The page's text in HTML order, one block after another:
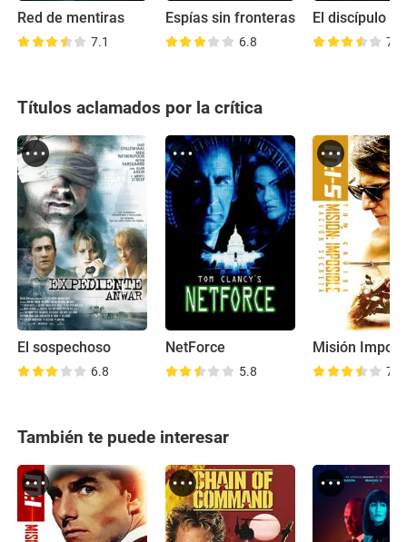
Red de mentiras
7.1
Espías sin fronteras
6.8
El discípulo
7.4
Títulos aclamados por la crítica
El sospechoso
6.8
NetForce
5.8 7.5
También te puede interesar